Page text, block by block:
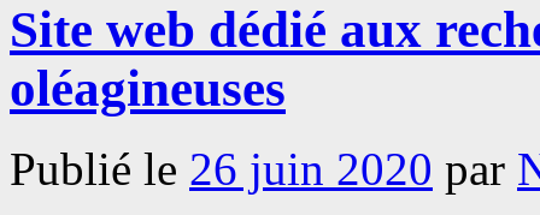
Site web dédié aux
oléagineuses
Publié le 26 juin 2020 par